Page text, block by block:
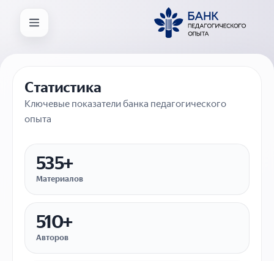
Статистика
Ключевые показатели банка педагогического
опыта
535+
Материалов
510+
Авторов